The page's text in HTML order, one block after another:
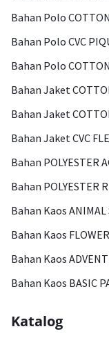
Bahan Polo
Bahan Polo CVC
Bahan Polo
Bahan Jaket
Bahan Jaket
Bahan Jaket CVC
Bahan POLYESTER
Bahan POLYESTER
Bahan Kaos ANIMAL
Bahan Kaos
Bahan Kaos
Bahan Kaos BASIC
Katalog